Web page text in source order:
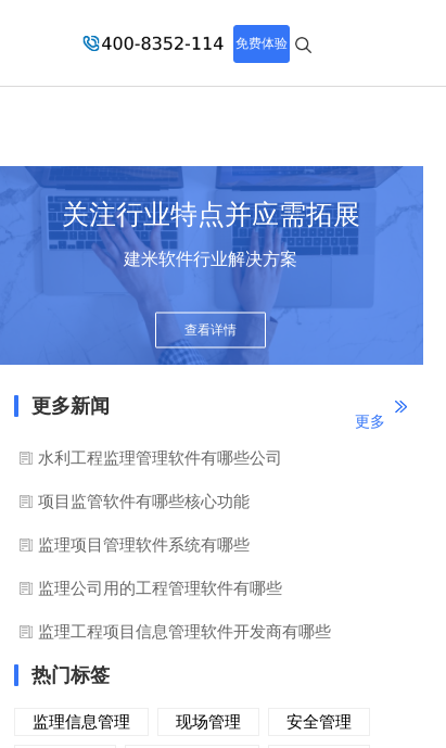
免费体验
关注行业特点并应需拓展
建米软件行业解决方案
查看详情
更多新闻
更多
水利工程监理管理软件有哪些公司
项目监管软件有哪些核心功能
监理项目管理软件系统有哪些
监理公司用的工程管理软件有哪些
监理工程项目信息管理软件开发商有哪些
热门标签
监理信息管理 现场管理
安全管理